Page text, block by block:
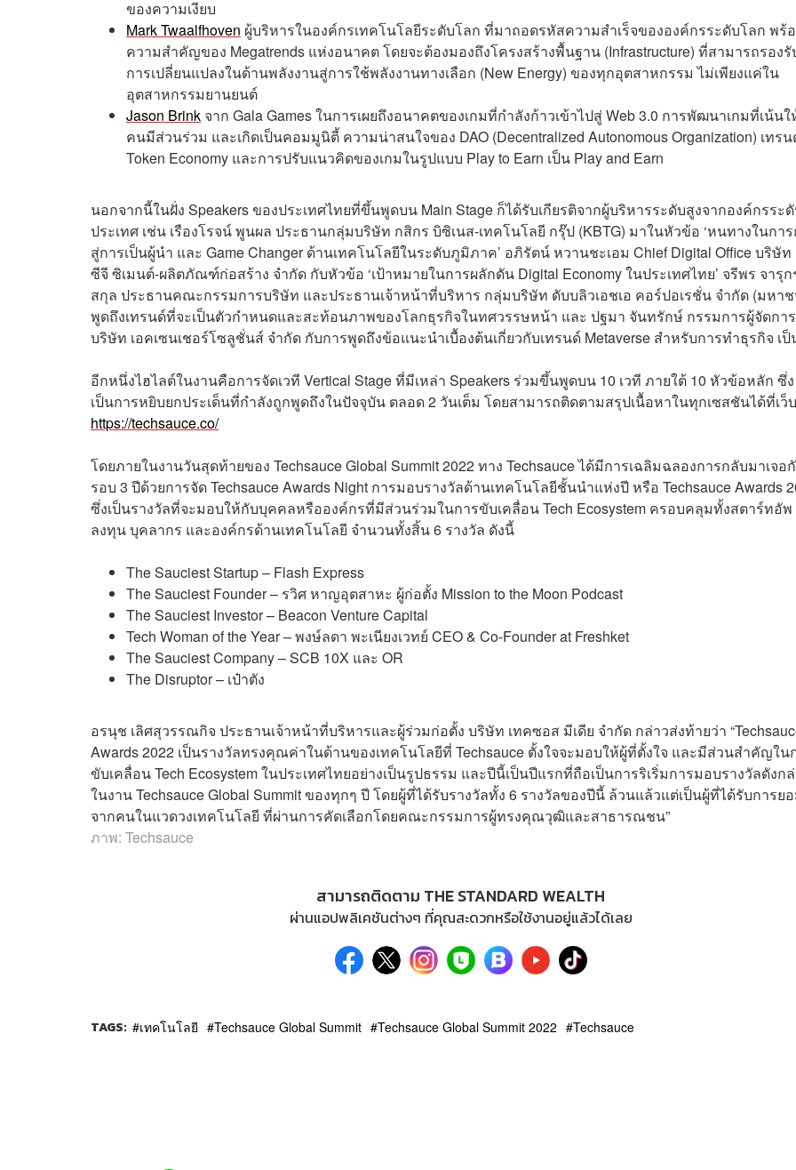
ของความเงียบ
Mark Twaalfhoven ผู้บริหารในองค์กรเทคโนโลยีระดับโลก ที่มาถอดรหัสความสำเร็จขององค์กรระดับโลก พร้
ความสำคัญของ Megatrends แห่งอนาคต โดยจะต้องมองถึงโครงสร้างพื้นฐาน (Infrastructure) ที่สามารถรองรั
การเปลี่ยนแปลงในด้านพลังงานสู่การใช้พลังงานทางเลือก (New Energy) ของทุกอุตสาหกรรม ไม่เพียงแค่ใน
อุตสาหกรรมยานยนต์
Jason Brink จาก Gala Games ในการเผยถึงอนาคตของเกมที่กำลังก้าวเข้าไปสู่ Web 3.0 การพัฒนาเกมที่เน้น
คนมีส่วนร่วม และเกิดเป็นคอมมูนิตี้ ความน่าสนใจของ DAO (Decentralized Autonomous Organization) เทร
Token Economy และการปรับแนวคิดของเกมในรูปแบบ Play to Earn เป็น Play and Earn
นอกจากนี้ในฝั่ง Speakers ของประเทศไทยที่ขึ้นพูดบน Main Stage ก็ได้รับเกียรติจากผู้บริหารระดับสูงจากองค์กรระ
ประเทศ เช่น เรืองโรจน์ พูนผล ประธานกลุ่มบริษัท กสิกร บิซิเนส-เทคโนโลยี กรุ๊ป (KBTG) มาในหัวข้อ ‘หนทางในกา
สู่การเป็นผู้นำ และ Game Changer ด้านเทคโนโลยีในระดับภูมิภาค’ อภิรัตน์ หวานชะเอม Chief Digital Office บริษัท
ซีจี ซิเมนต์-ผลิตภัณฑ์ก่อสร้าง จำกัด กับหัวข้อ ‘เป้าหมายในการผลักดัน Digital Economy ในประเทศไทย’ จรีพร จารุก
สกุล ประธานคณะกรรมการบริษัท และประธานเจ้าหน้าที่บริหาร กลุ่มบริษัท ดับบลิวเอชเอ คอร์ปอเรชั่น จำกัด (มหา
พูดถึงเทรนด์ที่จะเป็นตัวกำหนดและสะท้อนภาพของโลกธุรกิจในทศวรรษหน้า และ ปฐมา จันทรักษ์ กรรมการผู้จัดการ
บริษัท เอคเซนเชอร์โซลูชั่นส์ จำกัด กับการพูดถึงข้อแนะนำเบื้องต้นเกี่ยวกับเทรนด์ Metaverse สำหรับการทำธุรกิจ เ
อีกหนึ่งไฮไลต์ในงานคือการจัดเวที Vertical Stage ที่มีเหล่า Speakers ร่วมขึ้นพูดบน 10 เวที ภายใต้ 10 หัวข้อหลัก ซึ่ง
เป็นการหยิบยกประเด็นที่กำลังถูกพูดถึงในปัจจุบัน ตลอด 2 วันเต็ม โดยสามารถติดตามสรุปเนื้อหาในทุกเซสชันได้ที่เว็
https://techsauce.co/
โดยภายในงานวันสุดท้ายของ Techsauce Global Summit 2022 ทาง Techsauce ได้มีการเฉลิมฉลองการกลับมาเจอ
รอบ 3 ปีด้วยการจัด Techsauce Awards Night การมอบรางวัลด้านเทคโนโลยีชั้นนำแห่งปี หรือ Techsauce Awards
ซึ่งเป็นรางวัลที่จะมอบให้กับบุคคลหรือองค์กรที่มีส่วนร่วมในการขับเคลื่อน Tech Ecosystem ครอบคลุมทั้งสตาร์ทอั
ลงทุน บุคลากร และองค์กรด้านเทคโนโลยี จำนวนทั้งสิ้น 6 รางวัล ดังนี้
The Sauciest Startup – Flash Express
The Sauciest Founder – รวิศ หาญอุตสาหะ ผู้ก่อตั้ง Mission to the Moon Podcast
The Sauciest Investor – Beacon Venture Capital
Tech Woman of the Year – พงษ์ลดา พะเนียงเวทย์ CEO & Co-Founder at Freshket
The Sauciest Company – SCB 10X และ OR
The Disruptor – เป๋าตัง
อรนุช เลิศสุวรรณกิจ ประธานเจ้าหน้าที่บริหารและผู้ร่วมก่อตั้ง บริษัท เทคซอส มีเดีย จำกัด กล่าวส่งท้ายว่า
Awards 2022 เป็นรางวัลทรงคุณค่าในด้านของเทคโนโลยีที่ Techsauce ตั้งใจจะมอบให้ผู้ที่ตั้งใจ และมีส่วนสำคัญใน
ขับเคลื่อน Tech Ecosystem ในประเทศไทยอย่างเป็นรูปธรรม และปีนี้เป็นปีแรกที่ถือเป็นการริเริ่มการมอบรางวัลดังก
ในงาน Techsauce Global Summit ของทุกๆ ปี โดยผู้ที่ได้รับรางวัลทั้ง 6 รางวัลของปีนี้ ล้วนแล้วแต่เป็นผู้ที่ได้รับการย
จากคนในแวดวงเทคโนโลยี ที่ผ่านการคัดเลือกโดยคณะกรรมการผู้ทรงคุณวุฒิและสาธารณชน”
ภาพ: Techsauce
สามารถติดตาม THE STANDARD WEALTH
ผ่านแอปพลิเคชันต่างๆ ที่คุณสะดวกหรือใช้งานอยู่แล้วได้เลย
TAGS: เทคโนโลยี Techsauce Global Summit Techsauce Global Summit 2022 Techsauce